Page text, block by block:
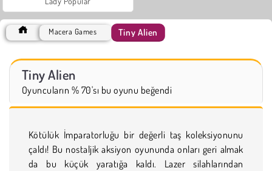
Macera Games Tiny Alien
Tiny Alien
Oyuncuların % 70'sı bu oyunu beğendi
Kötülük İmparatorluğu bir değerli taş koleksiyonunu
çaldı! Bu nostaljik aksiyon oyununda onları geri almak
da bu küçük yaratığa kaldı. Lazer silahlarından